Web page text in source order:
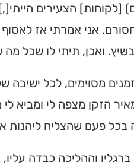
[לקוחות] הצעירים
אני אמרתי אז
ואכן, תיתי לו שכל
מסוימים, לכל
הזקן מצפה לי ומביא לי
בכל פעם שהצליח ליהנות
וההליכה כבדה